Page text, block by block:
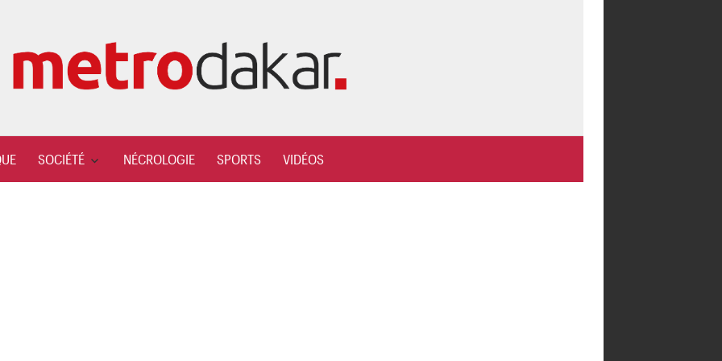
SOCIÉTÉ NÉCROLOGIE SPORTS VIDÉOS